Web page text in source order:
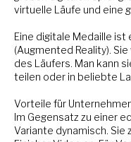
virtuelle Läufe und eine
Eine digitale Medaille
(Augmented Reality). Sie
des Läufers. Man kann
teilen oder in beliebte
Vorteile für
Im Gegensatz zu einer
Variante dynamisch. Sie